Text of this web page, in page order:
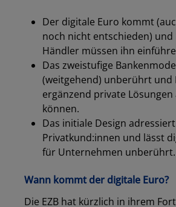
Der digitale Euro kommt
noch nicht entschieden) und
Händler müssen ihn
Das zweistufige
(weitgehend) unberührt und
ergänzend private
können.
Das initiale Design adressiert
Privatkund:innen und lässt
für Unternehmen unberührt.
Wann kommt der digitale Euro?
Die EZB hat kürzlich in ihrem